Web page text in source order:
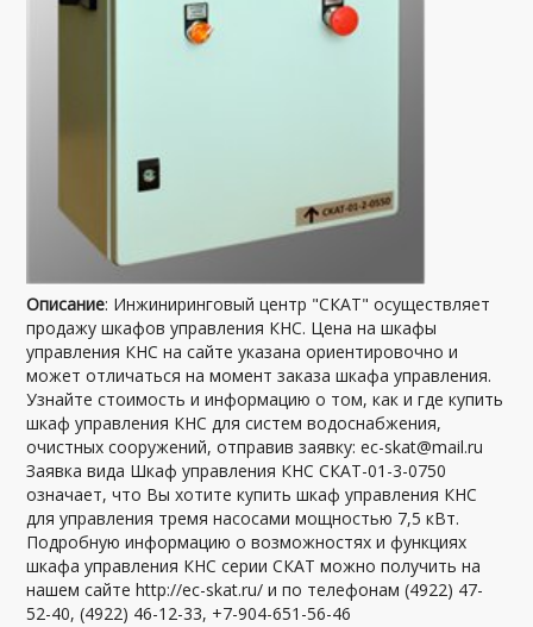
Описание: Инжиниринговый центр "СКАТ" осуществляет
продажу шкафов управления КНС. Цена на шкафы
управления КНС на сайте указана ориентировочно и
может отличаться на момент заказа шкафа управления.
Узнайте стоимость и информацию о том, как и где купить
шкаф управления КНС для систем водоснабжения,
очистных сооружений, отправив заявку: ec-skat@mail.ru
Заявка вида Шкаф управления КНС СКАТ-01-3-0750
означает, что Вы хотите купить шкаф управления КНС
для управления тремя насосами мощностью 7,5 кВт.
Подробную информацию о возможностях и функциях
шкафа управления КНС серии СКАТ можно получить на
нашем сайте http://ec-skat.ru/ и по телефонам (4922) 47-
52-40, (4922) 46-12-33, +7-904-651-56-46